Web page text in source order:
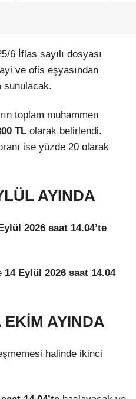
6 İflas sayılı dosyası
ve ofis eşyasından
sunulacak.
toplam muhammen
TL olarak belirlendi.
ise yüzde 20 olarak
AYINDA
2026 saat 14.04’te
14 Eylül 2026 saat 14.04
AYINDA
halinde ikinci